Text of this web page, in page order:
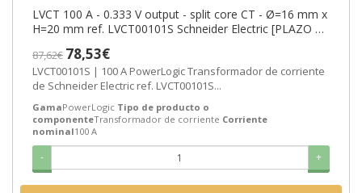
LVCT 100 A - 0.333 V output - split core CT - Ø=16 mm x
H=20 mm ref. LVCT00101S Schneider Electric [PLAZO 3-
87,62€ 78,53€
LVCT00101S | 100 A PowerLogic Transformador de corriente
de Schneider Electric ref. LVCT00101S...
GamaPowerLogic Tipo de producto o
componenteTransformador de corriente Corriente
nominal100 A
- +